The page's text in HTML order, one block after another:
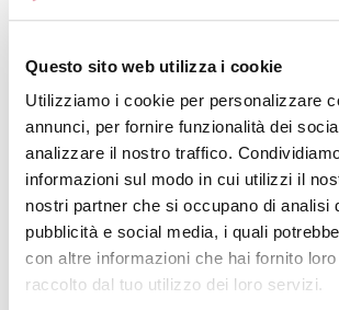
Questo sito web utilizza i cookie
Utilizziamo i cookie per personalizzare
annunci, per fornire funzionalità dei
analizzare il nostro traffico.
informazioni sul modo in cui utilizzi il
nostri partner che si occupano di analisi
pubblicità e social media, i quali
con altre informazioni che hai fornito
raccolto dal tuo utilizzo dei loro servizi.
4000 € 0,24
5000 € 0,24
6000 € 0,24
7000 € 0,24
8000 € 0,24